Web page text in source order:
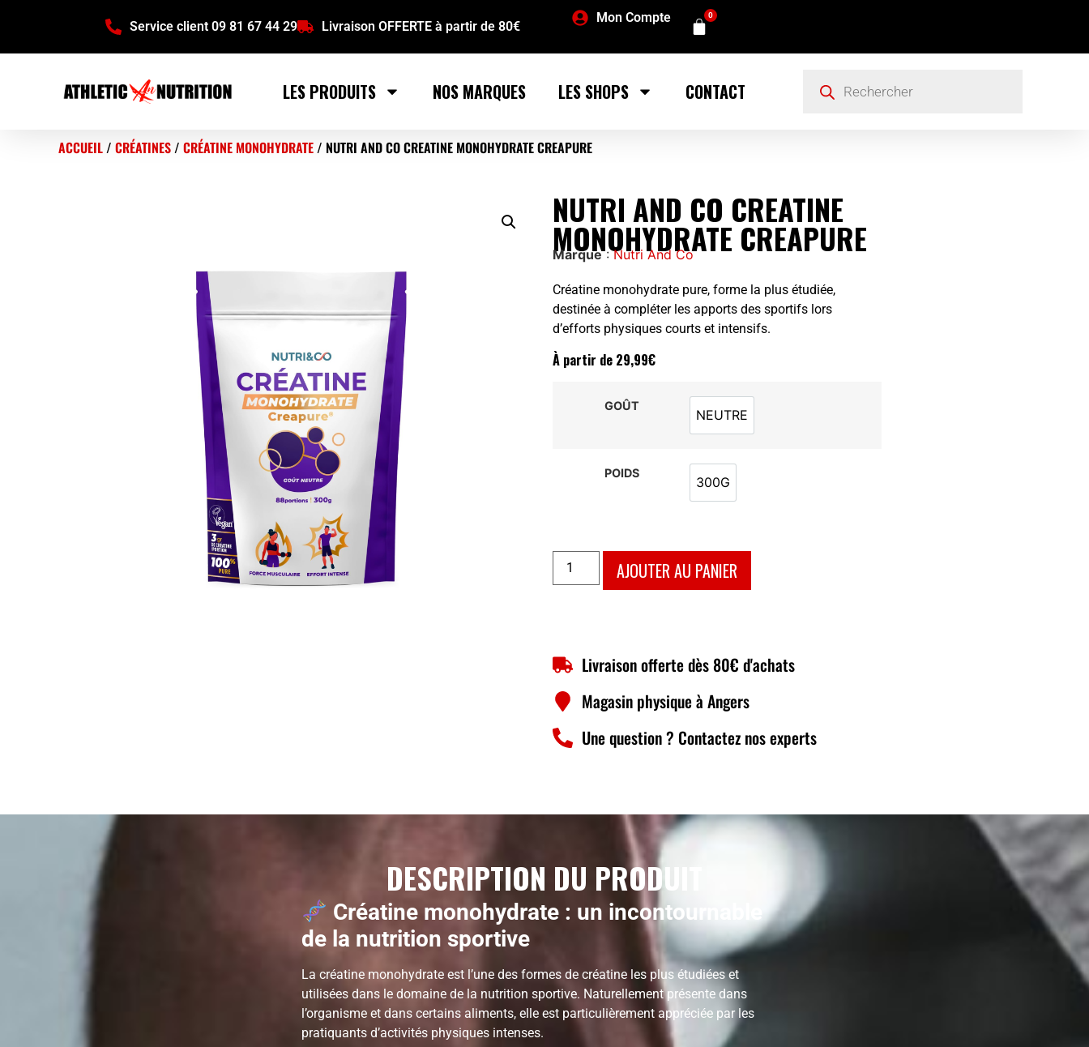
Service client 09 81 67 44 29 Livraison OFFERTE à partir de 80€
Mon Compte 0
LES PRODUITS NOS MARQUES LES SHOPS CONTACT
ACCUEIL/ CRÉATINES/ CRÉATINE MONOHYDRATE/ NUTRI AND CO CREATINE MONOHYDRATE CREAPURE
NUTRI AND CO CREATINE
MONOHYDRATE CREAPURE
Marque:Nutri And Co
Créatine monohydrate pure, forme la plus étudiée,
destinée à compléter les apports des sportifs lors
d’efforts physiques courts et intensifs.
À partir de 29,99€
GOÛT
NEUTRE
POIDS
300G
300G
AJOUTER AU PANIER
Livraison offerte dès 80€ d'achats
Magasin physique à Angers
Une question ? Contactez nos experts
DESCRIPTION DU PRODUIT
Créatine monohydrate : un incontournable
de la nutrition sportive
La créatine monohydrate est l’une des formes de créatine les plus étudiées et
utilisées dans le domaine de la nutrition sportive. Naturellement présente dans
l’organisme et dans certains aliments, elle est particulièrement appréciée par les
pratiquants d’activités physiques intenses.